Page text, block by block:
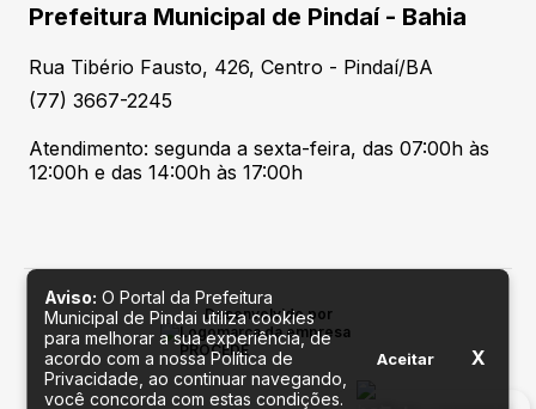
Prefeitura Municipal de Pindaí - Bahia
Rua Tibério Fausto, 426, Centro - Pindaí/BA
(77) 3667-2245
Atendimento: segunda a sexta-feira, das 07:00h às
12:00h e das 14:00h às 17:00h
Desenvolvido por
Aviso: O Portal da Prefeitura
Municipal de Pindai utiliza cookies
para melhorar a sua experiência, de
acordo com a nossa Política de
Privacidade, ao continuar navegando,
você concorda com estas condições.
Aceitar X